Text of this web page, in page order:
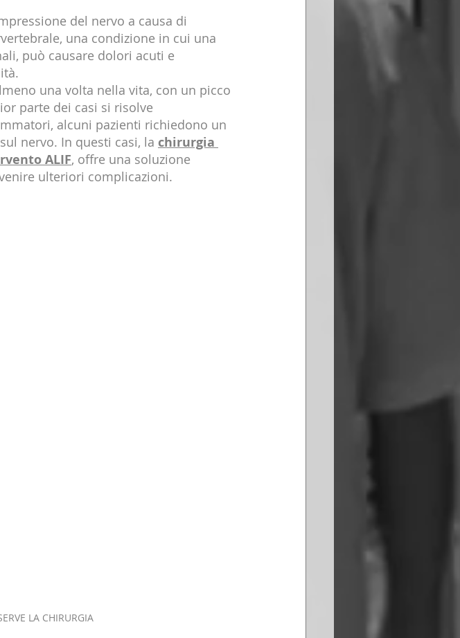
del nervo a causa di
una condizione in cui una
può causare dolori acuti e
una volta nella vita, con un picco
parte dei casi si risolve
alcuni pazienti richiedono un
nervo. In questi casi, la chirurgia
ALIF, offre una soluzione
ulteriori complicazioni.
LA CHIRURGIA